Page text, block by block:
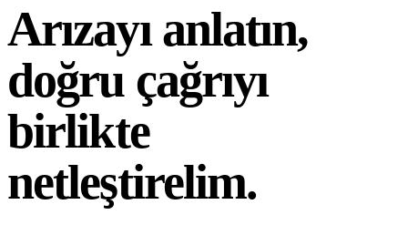
Arızayı anlatın,
doğru çağrıyı
birlikte
netleştirelim.